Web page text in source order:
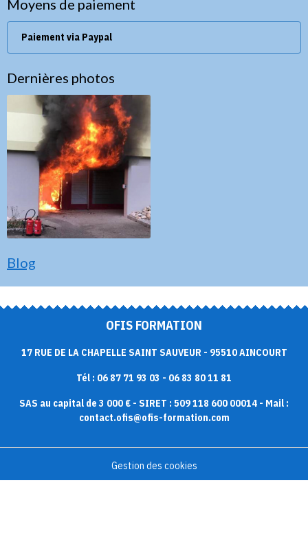
Moyens de paiement
Paiement via Paypal
Dernières photos
Blog
OFIS FORMATION
17 RUE DE LA CHAPELLE SAINT SAUVEUR - 95510 AINCOURT
Tél : 06 87 71 93 03 - 06 83 80 11 81
SAS au capital de 3 000 € - SIRET : 509 118 600 00014 - Mail :
contact.ofis@ofis-formation.com
Gestion des cookies